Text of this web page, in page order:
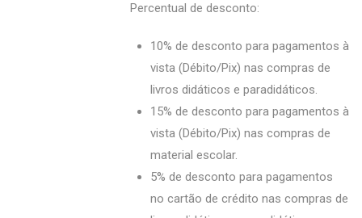
Percentual de desconto:
10% de desconto para pagamentos à
vista (Débito/Pix) nas compras de
livros didáticos e paradidáticos.
15% de desconto para pagamentos à
vista (Débito/Pix) nas compras de
material escolar.
5% de desconto para pagamentos
no cartão de crédito nas compras de